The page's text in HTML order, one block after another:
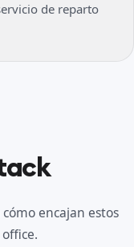
de reparto
encajan estos